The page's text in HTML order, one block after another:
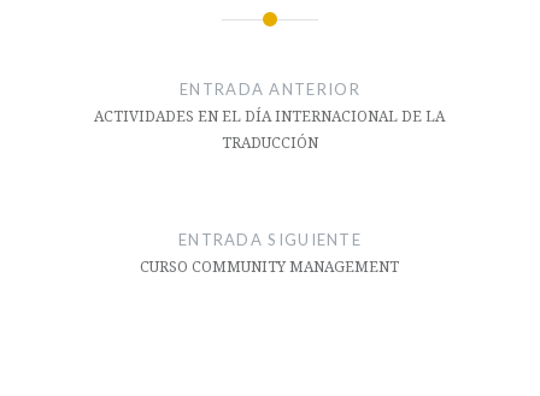
entradas
ENTRADA ANTERIOR
ACTIVIDADES EN EL DÍA INTERNACIONAL DE LA
TRADUCCIÓN
ENTRADA SIGUIENTE
CURSO COMMUNITY MANAGEMENT